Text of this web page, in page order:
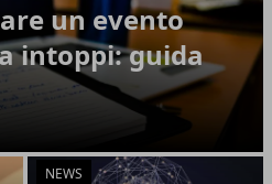
un evento
intoppi: guida
NEWS